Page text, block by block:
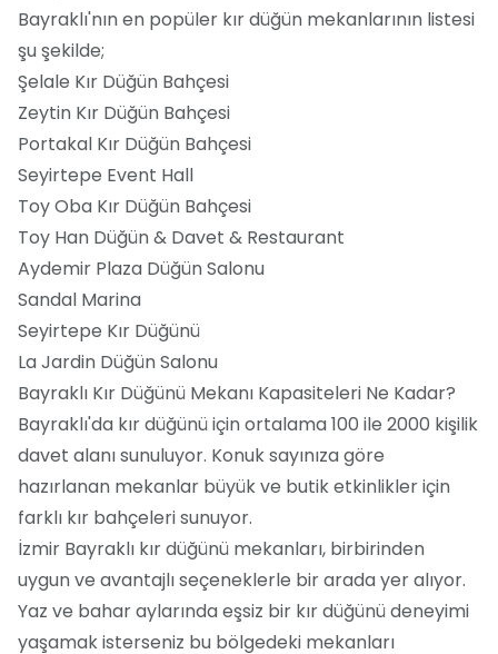
Bayraklı'nın en popüler kır düğün mekanlarının listesi
şu şekilde;
Şelale Kır Düğün Bahçesi
Zeytin Kır Düğün Bahçesi
Portakal Kır Düğün Bahçesi
Seyirtepe Event Hall
Toy Oba Kır Düğün Bahçesi
Toy Han Düğün & Davet & Restaurant
Aydemir Plaza Düğün Salonu
Sandal Marina
Seyirtepe Kır Düğünü
La Jardin Düğün Salonu
Bayraklı Kır Düğünü Mekanı Kapasiteleri Ne Kadar?
Bayraklı'da kır düğünü için ortalama 100 ile 2000 kişilik
davet alanı sunuluyor. Konuk sayınıza göre
hazırlanan mekanlar büyük ve butik etkinlikler için
farklı kır bahçeleri sunuyor.
İzmir Bayraklı kır düğünü mekanları, birbirinden
uygun ve avantajlı seçeneklerle bir arada yer alıyor.
Yaz ve bahar aylarında eşsiz bir kır düğünü deneyimi
yaşamak isterseniz bu bölgedeki mekanları